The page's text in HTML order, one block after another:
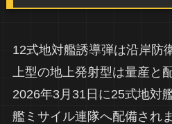
12式地対艦誘導弾は沿岸防
上型の地上発射型は量産と
2026年3月31日に25式地対
艦ミサイル連隊へ配備され